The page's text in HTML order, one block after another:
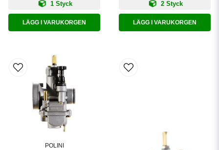
1 Styck
LÄGG I VARUKORGEN
2 Styck
LÄGG I VARUKORGEN
POLINI